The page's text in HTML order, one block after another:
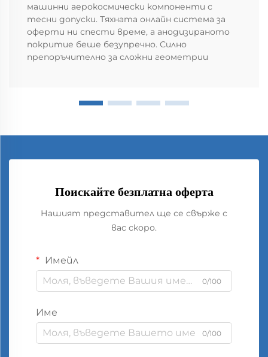
машинни аерокосмически компоненти с
тесни допуски. Тяхната онлайн система за
оферти ни спести време, а анодизираното
покритие беше безупречно. Силно
препоръчително за сложни геометрии
Поискайте безплатна оферта
Нашият представител ще се свърже с
вас скоро.
Имейл
0/100
Име
0/100